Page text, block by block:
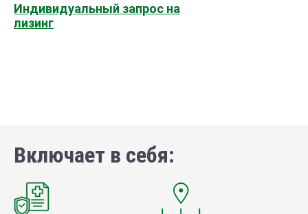
Индивидуальный запрос на
лизинг
Включает в себя: